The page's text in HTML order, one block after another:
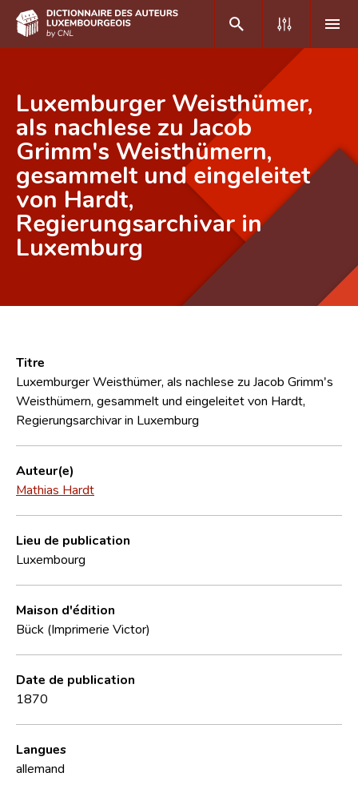
DE FR
Accueil
Auteur(e)s A-Z
Recherche avancée
Foire aux questions
Équipe scientifique
Luxemburger Weisthümer,
als nachlese zu Jacob
Grimm's Weisthümern,
gesammelt und eingeleitet
von Hardt,
Regierungsarchivar in
Luxemburg
Titre
Luxemburger Weisthümer, als nachlese zu Jacob Grimm's
Weisthümern, gesammelt und eingeleitet von Hardt,
Regierungsarchivar in Luxemburg
Auteur(e)
Mathias Hardt
Lieu de publication
Luxembourg
Maison d'édition
Bück (Imprimerie Victor)
Date de publication
1870
Langues
allemand